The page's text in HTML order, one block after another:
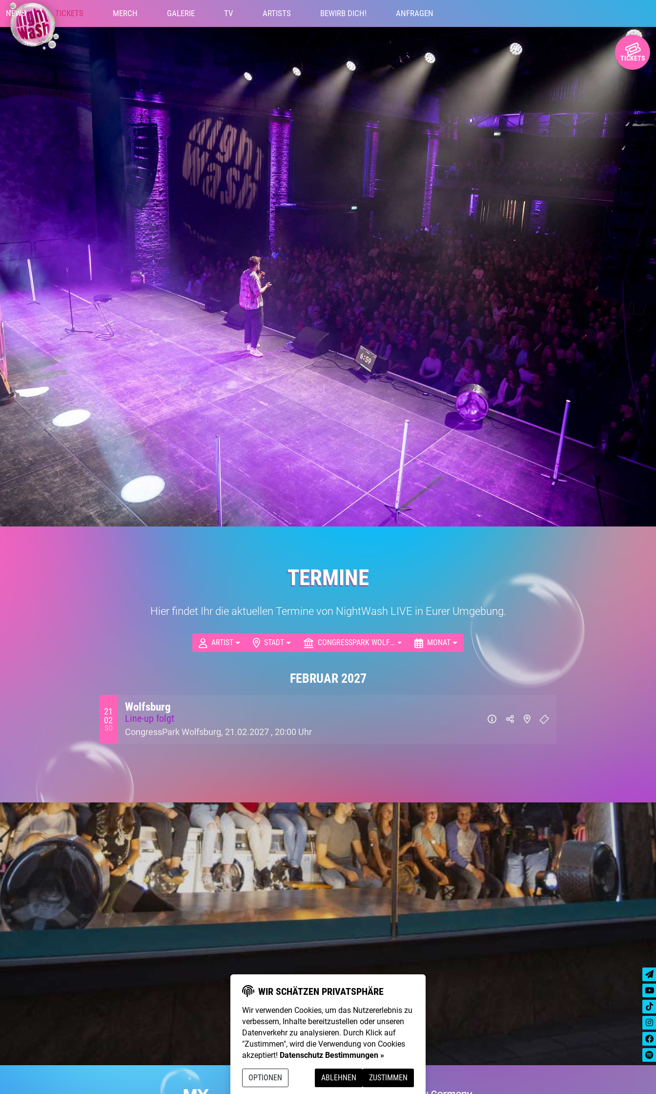
NEWS TICKETS MERCH GALERIE TV ARTISTS BEWIRB DICH! ANFRAGEN
TICKETS
TERMINE
Hier findet Ihr die aktuellen Termine von NightWash LIVE in Eurer Umgebung.
ARTIST STADT CONGRESSPARK WOLFSBURG MONAT
FEBRUAR 2027
21
02
SO
Wolfsburg
Line-up folgt
CongressPark Wolfsburg, 21.02.2027 , 20:00 Uhr
WIR SCHÄTZEN PRIVATSPHÄRE
Wir verwenden Cookies, um das Nutzererlebnis zu
verbessern, Inhalte bereitzustellen oder unseren
Datenverkehr zu analysieren. Durch Klick auf
"Zustimmen", wird die Verwendung von Cookies
akzeptiert! Datenschutz Bestimmungen »
OPTIONEN ABLEHNEN ZUSTIMMEN